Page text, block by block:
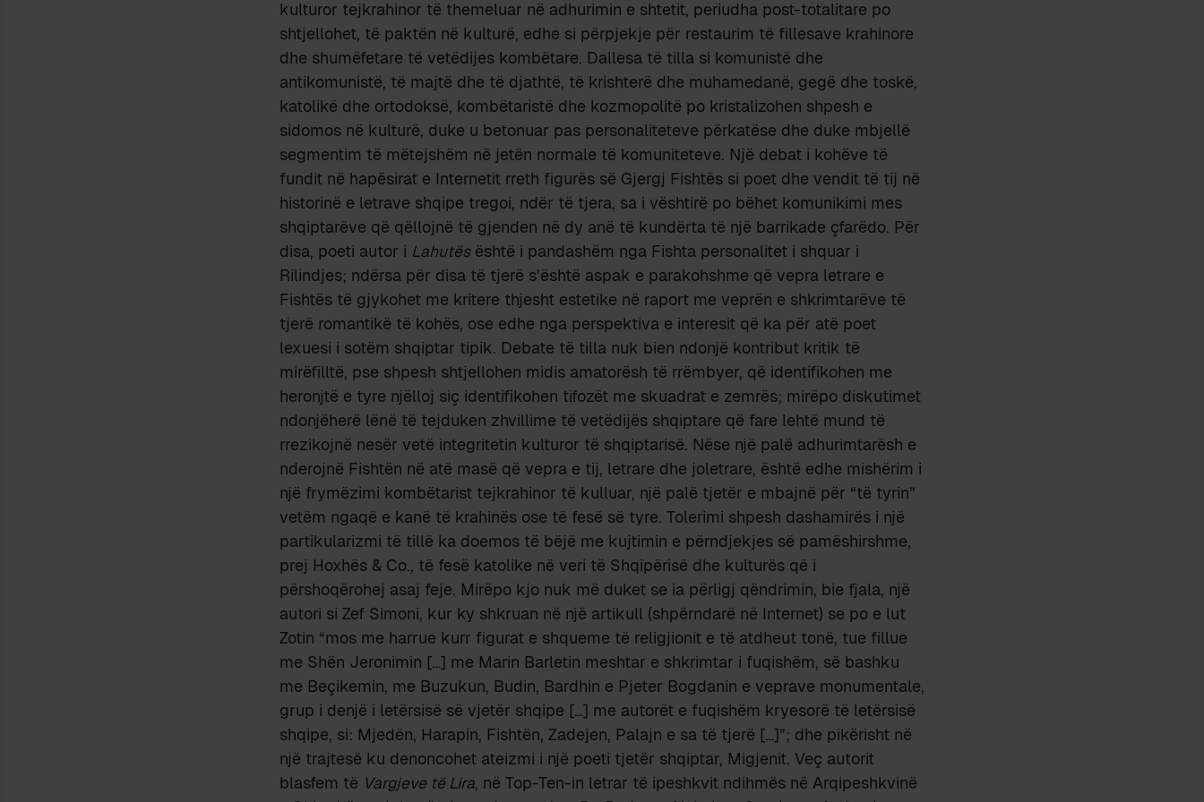
kulturor tejkrahinor të themeluar në adhurimin e shtetit, periudha post-totalitare po
shtjellohet, të paktën në kulturë, edhe si përpjekje për restaurim të fillesave krahinore
dhe shumëfetare të vetëdijes kombëtare. Dallesa të tilla si komunistë dhe
antikomunistë, të majtë dhe të djathtë, të krishterë dhe muhamedanë, gegë dhe toskë,
katolikë dhe ortodoksë, kombëtaristë dhe kozmopolitë po kristalizohen shpesh e
sidomos në kulturë, duke u betonuar pas personaliteteve përkatëse dhe duke mbjellë
segmentim të mëtejshëm në jetën normale të komuniteteve. Një debat i kohëve të
fundit në hapësirat e Internetit rreth figurës së Gjergj Fishtës si poet dhe vendit të tij në
historinë e letrave shqipe tregoi, ndër të tjera, sa i vështirë po bëhet komunikimi mes
shqiptarëve që qëllojnë të gjenden në dy anë të kundërta të një barrikade çfarëdo. Për
disa, poeti autor i Lahutësështë i pandashëm nga Fishta personalitet i shquar i
Rilindjes; ndërsa për disa të tjerë s’është aspak e parakohshme që vepra letrare e
Fishtës të gjykohet me kritere thjesht estetike në raport me veprën e shkrimtarëve të
tjerë romantikë të kohës, ose edhe nga perspektiva e interesit që ka për atë poet
lexuesi i sotëm shqiptar tipik. Debate të tilla nuk bien ndonjë kontribut kritik të
mirëfilltë, pse shpesh shtjellohen midis amatorësh të rrëmbyer, që identifikohen me
heronjtë e tyre njëlloj siç identifikohen tifozët me skuadrat e zemrës; mirëpo diskutimet
ndonjëherë lënë të tejduken zhvillime të vetëdijës shqiptare që fare lehtë mund të
rrezikojnë nesër vetë integritetin kulturor të shqiptarisë. Nëse një palë adhurimtarësh e
nderojnë Fishtën në atë masë që vepra e tij, letrare dhe joletrare, është edhe mishërim i
një frymëzimi kombëtarist tejkrahinor të kulluar, një palë tjetër e mbajnë për “të tyrin”
vetëm ngaqë e kanë të krahinës ose të fesë së tyre. Tolerimi shpesh dashamirës i një
partikularizmi të tillë ka doemos të bëjë me kujtimin e përndjekjes së pamëshirshme,
prej Hoxhës & Co., të fesë katolike në veri të Shqipërisë dhe kulturës që i
përshoqërohej asaj feje. Mirëpo kjo nuk më duket se ia përligj qëndrimin, bie fjala, një
autori si Zef Simoni, kur ky shkruan në një artikull (shpërndarë në Internet) se po e lut
Zotin “mos me harrue kurr figurat e shqueme të religjionit e të atdheut tonë, tue fillue
me Shën Jeronimin […] me Marin Barletin meshtar e shkrimtar i fuqishëm, së bashku
me Beçikemin, me Buzukun, Budin, Bardhin e Pjeter Bogdanin e veprave monumentale,
grup i denjë i letërsisë së vjetër shqipe […] me autorët e fuqishëm kryesorë të letërsisë
shqipe, si: Mjedën, Harapin, Fishtën, Zadejen, Palajn e sa të tjerë […]”; dhe pikërisht në
një trajtesë ku denoncohet ateizmi i një poeti tjetër shqiptar, Migjenit. Veç autorit
blasfem të Vargjeve të Lira, në Top-Ten-in letrar të ipeshkvit ndihmës në Arqipeshkvinë